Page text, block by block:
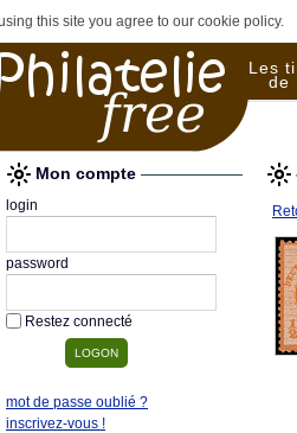
this site you agree to our cookie policy.
Les
de
Mon compte
login
password
Restez connecté
mot de passe oublié ?
inscrivez-vous !